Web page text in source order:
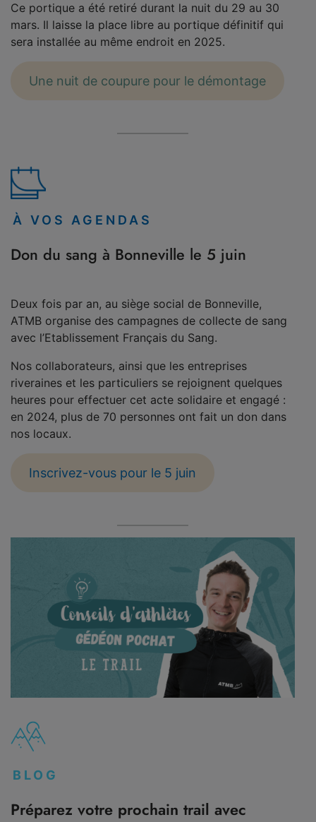
Ce portique a été retiré durant la nuit du 29 au 30
mars. Il laisse la place libre au portique définitif qui
sera installée au même endroit en 2025.
Une nuit de coupure pour le démontage
À VOS AGENDAS
Don du sang à Bonneville le 5 juin
Deux fois par an, au siège social de Bonneville,
ATMB organise des campagnes de collecte de sang
avec l’Etablissement Français du Sang.
Nos collaborateurs, ainsi que les entreprises
riveraines et les particuliers se rejoignent quelques
heures pour effectuer cet acte solidaire et engagé :
en 2024, plus de 70 personnes ont fait un don dans
nos locaux.
Inscrivez-vous pour le 5 juin
BLOG
Préparez votre prochain trail avec